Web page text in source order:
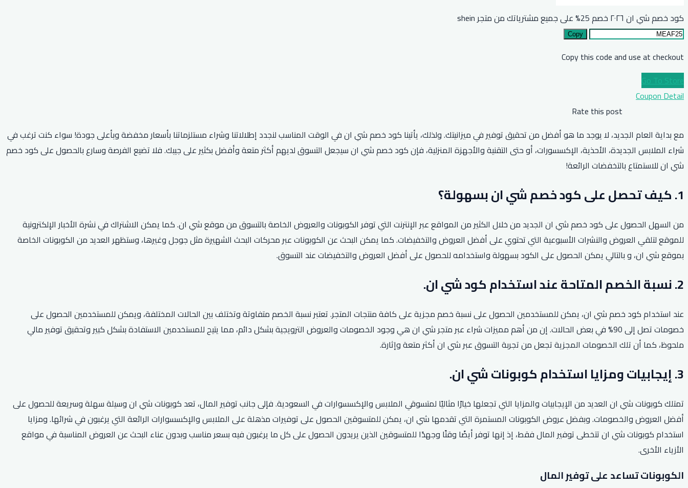
كود خصم شي ان ٢٠٢٦ خصم 25% على جميع مشترياتك من متجر shein
Copy
Copy this code and use at checkout
Go To Store
Coupon Detail
Rate this post
مع بداية العام الجديد، لا يوجد ما هو أفضل من تحقيق توفير في ميزانيتك. ولذلك، يأتينا كود خصم شي ان في الوقت المناسب لنجدد إطلالاتنا وشراء مستلزماتنا بأسعار مخفضة وبأعلى جودة! سواء كنت ترغب في
شراء الملابس الجديدة، الأحذية، الإكسسورات، أو حتى التقنية والأجهزة المنزلية، فإن كود خصم شي ان سيجعل التسوق لديهم أكثر متعة وأفضل بكثير على جيبك. فلا تضيع الفرصة وسارع بالحصول على كود خصم
شي ان للاستمتاع بالتخفضات الرائعة!
1. كيف تحصل على كود خصم شي ان بسهولة؟
من السهل الحصول على كود خصم شي ان الجديد من خلال الكثير من المواقع عبر الإنترنت التي توفر الكوبونات والعروض الخاصة بالتسوق من موقع شي ان. كما يمكن الاشتراك في نشرة الأخبار الإلكترونية
للموقع لتلقي العروض والنشرات الأسبوعية التي تحتوي على أفضل العروض والتخفيضات. كما يمكن البحث عن الكوبونات عبر محركات البحث الشهيرة مثل جوجل وغيرها، وستظهر العديد من الكوبونات الخاصة
بموقع شي ان، و بالتالي يمكن الحصول على الكود بسهولة واستخدامه للحصول على أفضل العروض والتخفيضات عند التسوق.
2. نسبة الخصم المتاحة عند استخدام كود شي ان.
عند استخدام كود خصم شي ان، يمكن للمستخدمين الحصول على نسبة خصم مجزية على كافة منتجات المتجر. تعتبر نسبة الخصم متفاوتة وتختلف بين الحالات المختلفة، ويمكن للمستخدمين الحصول على
خصومات تصل إلى 90% في بعض الحالات. إن من أهم مميزات شراء عبر متجر شي ان هي وجود الخصومات والعروض الترويجية بشكل دائم، مما يتيح للمستخدمين الاستفادة بشكل كبير وتحقيق توفير مالي
ملحوظ، كما أن تلك الخصومات المجزية تجعل من تجربة التسوق عبر شي ان أكثر متعة وإثارة.
3. إيجابيات ومزايا استخدام كوبونات شي ان.
تمتلك كوبونات شي ان العديد من الإيجابيات والمزايا التي تجعلها خيارًا مثاليًا لمتسوقي الملابس والإكسسوارات في السعودية. فإلى جانب توفير المال، تعد كوبونات شي ان وسيلة سهلة وسريعة للحصول على
أفضل العروض والخصومات. وبفضل عروض الكوبونات المستمرة التي تقدمها شي ان، يمكن للمتسوقين الحصول على توفيرات مذهلة على الملابس والإكسسوارات الرائعة التي يرغبون في شرائها. ومزايا
استخدام كوبونات شي ان تتخطى توفير المال فقط، إذ إنها توفر أيضًا وقتًا وجهدًا للمتسوقين الذين يريدون الحصول على كل ما يرغبون فيه بسعر مناسب وبدون عناء البحث عن العروض المناسبة في مواقع
الأزياء الأخرى.
الكوبونات تساعد على توفير المال